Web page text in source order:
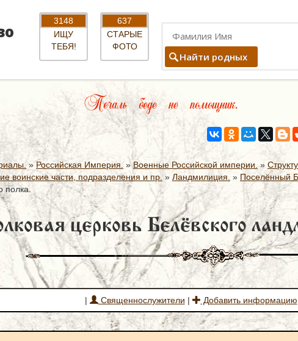
3148
ИЩУ
ТЕБЯ!
637
СТАРЫЕ
ФОТО
Найти родных
Печаль беде не помощник.
»Российская Империя. »Военные Российской империи. »
воинские части, подразделения и пр. » Ландмилиция. » Поселённый
полка.
церковь Белёвского
| Священнослужители | Добавить информацию